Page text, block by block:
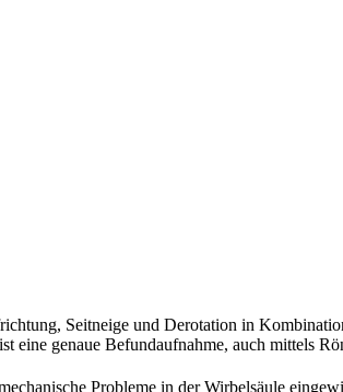
Seitneige und Derotation in
eine genaue Befundaufnahme, auch mittels
Probleme in der Wirbelsäule